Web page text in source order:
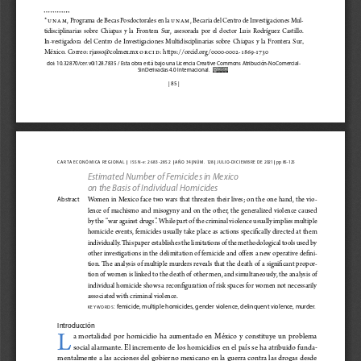
* UNAM , Programa de Becas Posdoctorales en la UNAM , Becaria del Centro de Investigaciones Mul
tidisciplinarias sobre   Chiapas   y   la   Frontera   Sur,   asesorada   por   el   doctor   Luis   Rodríguez   Castillo.
In-vestigadora del  Centro  de  Investigaciones  Multidisciplinarias  sobre  Chiapas  y  la  Frontera  Sur,
México . Correo: rjasso@colmex.mx ORCID: https://orcid.org/0000-0002-1869-1730
doi: 10.32870/cer.v0i128.7835 / Esta obra está bajo una Licencia Creative Commons Atribución-NoComercial-
SinDerivadas 4.0 Internacional.
| 85 |
carta económica regional |
  issn-
e: 2683-2852 | a ñ o   34 | n ú m .   128 | julio-diciembre de 2021 | pp. 85-125
Estimated Number of Femicides in Mexico
on the Basis of Individual Homicides
Abstract Women  in  Mexico  face  two  wars  that  threaten  their  lives;  on  the  one  hand,  the  vio-
lence  of  machismo  and  misogyny  and  on  the  other,  the  generalized  violence  caused
by the “war against drugs”. While part of the criminal violence usually implies multiple
homicide events, femicides usually take place as actions specifically directed at them
individually. This paper establishes the limitations of the methodological tools used by
other investigations in the delimitation of femicide and offers a new operative defini-
tion.  The  analysis  of  multiple  murders  reveals  that  the  death  of  a  significant  propor-
tion of women is linked to the death of other men, and simultaneously, the analysis of
individual homicide shows a reconfiguration of risk spaces for women not necessarily
associated with criminal violence.
k e y w o r d s: femicide, multiple homicides, gender violence, delinquent violence, murder.
Introducción
La  mortalidad  por  homicidio  ha  aumentado  en  México  y  constituye  un  problema
social alarmante. El incremento de los homicidios en el país se ha atribuido funda-
mentalmente a las acciones del gobierno mexicano en la guerra contra las drogas desde